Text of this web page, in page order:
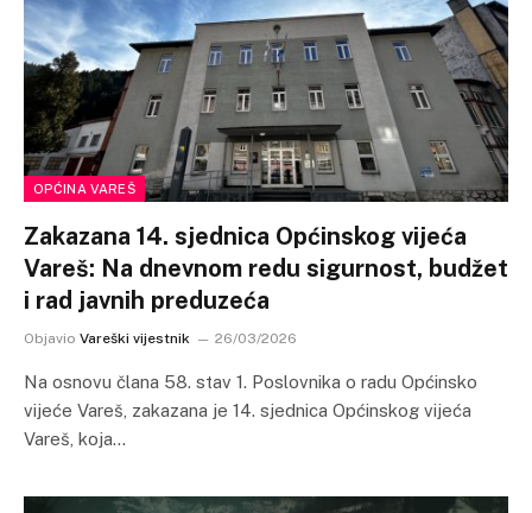
OPĆINA VAREŠ
Zakazana 14. sjednica Općinskog vijeća
Vareš: Na dnevnom redu sigurnost, budžet
i rad javnih preduzeća
Objavio Vareški vijestnik 26/03/2026
Na osnovu člana 58. stav 1. Poslovnika o radu Općinsko
vijeće Vareš, zakazana je 14. sjednica Općinskog vijeća
Vareš, koja…